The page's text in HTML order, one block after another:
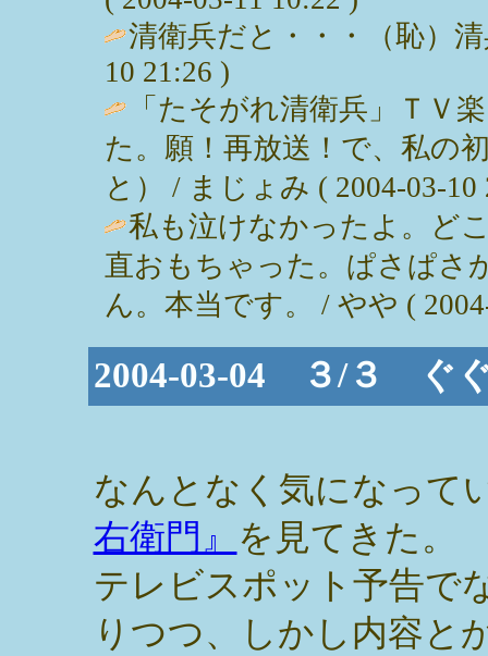
清衛兵だと・・・（恥）
10 21:26 )
「たそがれ清衛兵」ＴＶ
た。願！再放送！で、私の
と） / まじょみ ( 2004-03-10
私も泣けなかったよ。ど
直おもちゃった。ぱさぱさ
ん。本当です。 / やや (
2004-03-04 ３/３ ぐ
なんとなく気になって
右衛門』 を見てきた。
テレビスポット予告で
りつつ、しかし内容と